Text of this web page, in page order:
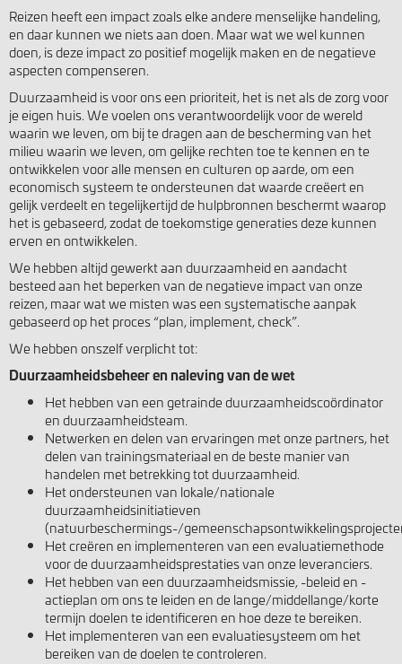
Reizen heeft een impact zoals elke andere menselijke handeling,
en daar kunnen we niets aan doen. Maar wat we wel kunnen
doen, is deze impact zo positief mogelijk maken en de negatieve
aspecten compenseren.
Duurzaamheid is voor ons een prioriteit, het is net als de zorg voor
je eigen huis. We voelen ons verantwoordelijk voor de wereld
waarin we leven, om bij te dragen aan de bescherming van het
milieu waarin we leven, om gelijke rechten toe te kennen en te
ontwikkelen voor alle mensen en culturen op aarde, om een
economisch systeem te ondersteunen dat waarde creëert en
gelijk verdeelt en tegelijkertijd de hulpbronnen beschermt waarop
het is gebaseerd, zodat de toekomstige generaties deze kunnen
erven en ontwikkelen.
We hebben altijd gewerkt aan duurzaamheid en aandacht
besteed aan het beperken van de negatieve impact van onze
reizen, maar wat we misten was een systematische aanpak
gebaseerd op het proces “plan, implement, check”.
We hebben onszelf verplicht tot:
Duurzaamheidsbeheer en naleving van de wet
Het hebben van een getrainde duurzaamheidscoördinator
en duurzaamheidsteam.
Netwerken en delen van ervaringen met onze partners, het
delen van trainingsmateriaal en de beste manier van
handelen met betrekking tot duurzaamheid.
Het ondersteunen van lokale/nationale
duurzaamheidsinitiatieven
(natuurbeschermings-/
Het creëren en implementeren van een evaluatiemethode
voor de duurzaamheidsprestaties van onze leveranciers.
Het hebben van een duurzaamheidsmissie, -beleid en -
actieplan om ons te leiden en de lange/middellange/korte
termijn doelen te identificeren en hoe deze te bereiken.
Het implementeren van een evaluatiesysteem om het
bereiken van de doelen te controleren.